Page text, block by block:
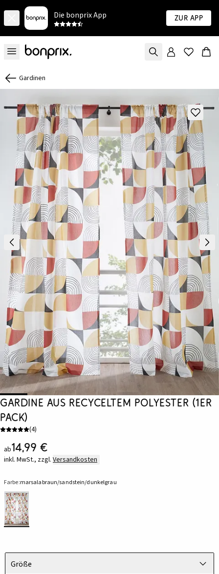
Die bonprix App Zur App
Gardinen
Gardine aus recyceltem Polyester (1er
Pack)
(4)
ab14,99 €
inkl. MwSt., zzgl. Versandkosten
Farbe:marsalabraun/sandstein/dunkelgrau
Größe